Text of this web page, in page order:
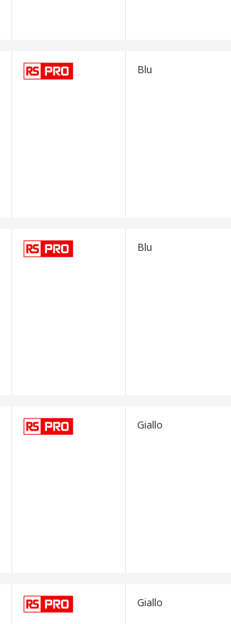
Blu
Blu
Giallo
Giallo